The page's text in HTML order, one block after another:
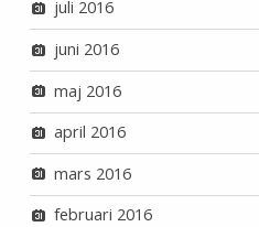
juli 2016
juni 2016
maj 2016
april 2016
mars 2016
februari 2016